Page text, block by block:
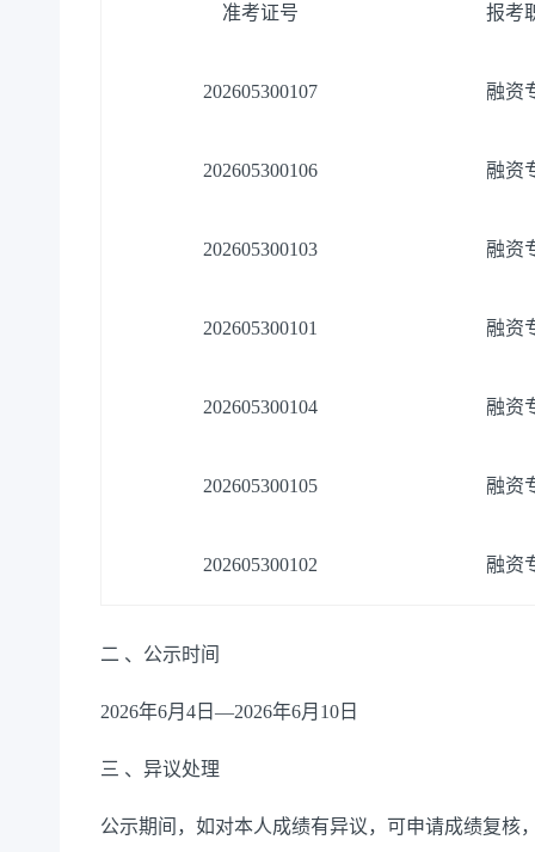
准考证号 报考
202605300107 融资
202605300106 融资
202605300103 融资
202605300101 融资
202605300104 融资
202605300105 融资
202605300102 融资
二 、公示时间
2026年6月 4 日 —2026年6月 10 日
三 、异议处理
公示期间，如对本人成绩有异议，可申请成绩复核